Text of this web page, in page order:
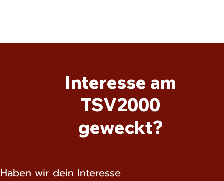
Interesse am
TSV2000
geweckt?
Haben wir dein Interesse